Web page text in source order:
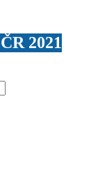
2021